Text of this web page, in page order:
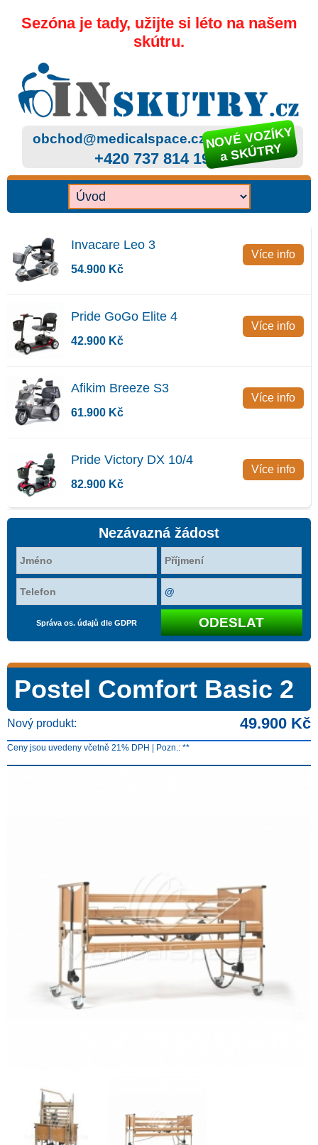
Sezóna je tady, užijte si léto na našem
skútru.
obchod@medicalspace.cz
+420 737 814 199
NOVÉ VOZÍKY
a SKÚTRY
Invacare Leo 3
54.900 Kč
Více info
Pride GoGo Elite 4
42.900 Kč
Více info
Afikim Breeze S3
61.900 Kč
Více info
Pride Victory DX 10/4
82.900 Kč
Více info
Nezávazná žádost
Správa os. údajů dle GDPR
Postel Comfort Basic 2
Nový produkt: 49.900 Kč
Ceny jsou uvedeny včetně 21% DPH | Pozn.: **